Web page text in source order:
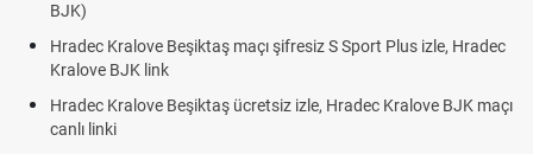
BJK)
Hradec Kralove Beşiktaş maçı şifresiz S Sport Plus izle, Hradec
Kralove BJK link
Hradec Kralove Beşiktaş ücretsiz izle, Hradec Kralove BJK maçı
canlı linki